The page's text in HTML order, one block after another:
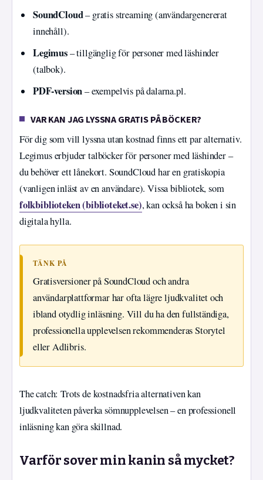
SoundCloud– gratis streaming (användargenererat
innehåll).
Legimus– tillgänglig för personer med läshinder
(talbok).
PDF-version– exempelvis på dalarna.pl.
VAR KAN JAG LYSSNA GRATIS PÅ BÖCKER?
För dig som vill lyssna utan kostnad finns ett par alternativ.
Legimus erbjuder talböcker för personer med läshinder –
du behöver ett lånekort. SoundCloud har en gratiskopia
(vanligen inläst av en användare). Vissa bibliotek, som
folkbiblioteken (biblioteket.se), kan också ha boken i sin
digitala hylla.
TÄNK PÅ
Gratisversioner på SoundCloud och andra
användarplattformar har ofta lägre ljudkvalitet och
ibland otydlig inläsning. Vill du ha den fullständiga,
professionella upplevelsen rekommenderas Storytel
eller Adlibris.
The catch: Trots de kostnadsfria alternativen kan
ljudkvaliteten påverka sömnupplevelsen – en professionell
inläsning kan göra skillnad.
Varför sover min kanin så mycket?